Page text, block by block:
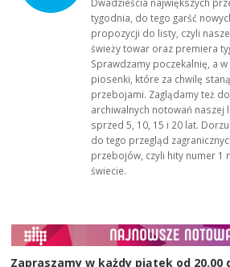
tygodnia, do tego garść
propozycji do listy, czyli nasze
świeży towar oraz premiera
Sprawdzamy poczekalnię, a w
piosenki, które za chwilę
przebojami. Zaglądamy też do
archiwalnych notowań naszej
sprzed 5, 10, 15 i 20 lat.
do tego przegląd
przebojów, czyli hity numer 1
świecie.
Zapraszamy w każdy piątek od 20.00